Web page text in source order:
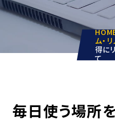
ム・
得に
て
毎日使う場所